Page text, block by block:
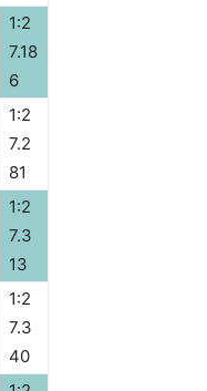
1:2
7.18
6
1:2
7.2
81
1:2
7.3
13
1:2
7.3
40